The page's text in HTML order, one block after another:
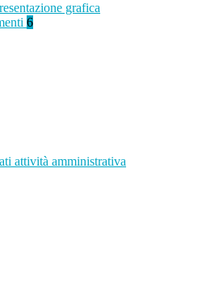
grafica
6
attività amministrativa